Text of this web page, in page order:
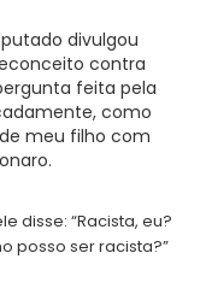
divulgou
contra
feita pela
como
meu filho com
disse: “Racista, eu?
posso ser racista?”